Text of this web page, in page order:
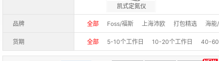
凯式定氮仪
品牌 全部 Foss/福斯 上海沛欧 打包精选 海能
货期 全部 5-10个工作日 10-20个工作日 40-60